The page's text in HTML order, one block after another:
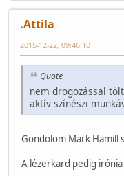
.Attila
2015-12-22, 09:46:10
Quote
nem drogozással
aktív színészi
Gondolom Mark Hamill
A lézerkard pedig